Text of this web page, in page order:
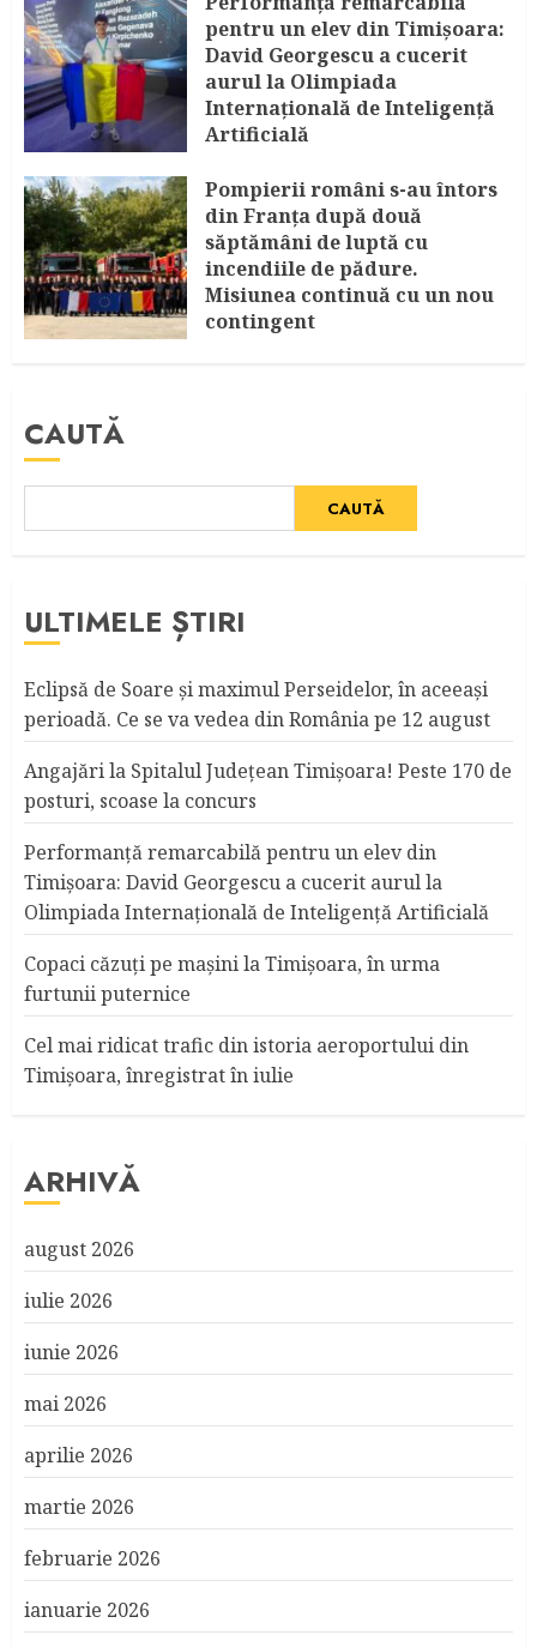
pentru un elev din Timișoara:
David Georgescu a cucerit
aurul la Olimpiada
Internațională de Inteligență
Artificială
Pompierii români s-au întors
din Franța după două
săptămâni de luptă cu
incendiile de pădure.
Misiunea continuă cu un nou
contingent
CAUTĂ
CAUTĂ
ULTIMELE ȘTIRI
Eclipsă de Soare și maximul Perseidelor, în aceeași
perioadă. Ce se va vedea din România pe 12 august
Angajări la Spitalul Judeţean Timişoara! Peste 170 de
posturi, scoase la concurs
Performanță remarcabilă pentru un elev din
Timișoara: David Georgescu a cucerit aurul la
Olimpiada Internațională de Inteligență Artificială
Copaci căzuţi pe maşini la Timişoara, în urma
furtunii puternice
Cel mai ridicat trafic din istoria aeroportului din
Timişoara, înregistrat în iulie
ARHIVĂ
august 2026
iulie 2026
iunie 2026
mai 2026
aprilie 2026
martie 2026
februarie 2026
ianuarie 2026